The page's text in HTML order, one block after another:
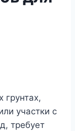
грунтах,
участки с
требует